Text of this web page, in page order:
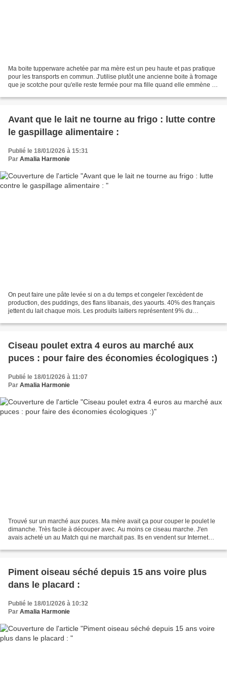
Ma boite tupperware achetée par ma mère est un peu haute et pas pratique
pour les transports en commun. J'utilise plutôt une ancienne boite à fromage
que je scotche pour qu'elle reste fermée pour ma fille quand elle emmène un
Avant que le lait ne tourne au frigo : lutte contre
le gaspillage alimentaire :
Publié le 18/01/2026 à 15:31
Par Amalia Harmonie
On peut faire une pâte levée si on a du temps et congeler l'excèdent de
production, des puddings, des flans libanais, des yaourts. 40% des français
jettent du lait chaque mois. Les produits laitiers représentent 9% du
Ciseau poulet extra 4 euros au marché aux
puces : pour faire des économies écologiques :)
Publié le 18/01/2026 à 11:07
Par Amalia Harmonie
Trouvé sur un marché aux puces. Ma mère avait ça pour couper le poulet le
dimanche. Très facile à découper avec. Au moins ce ciseau marche. J'en
avais acheté un au Match qui ne marchait pas. Ils en vendent sur Internet
Piment oiseau séché depuis 15 ans voire plus
dans le placard :
Publié le 18/01/2026 à 10:32
Par Amalia Harmonie